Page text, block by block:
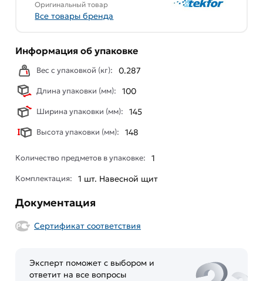
Оригинальный товар
Все товары бренда
Информация об упаковке
Вес с упаковкой (кг): 0.287
Длина упаковки (мм): 100
Ширина упаковки (мм): 145
Высота упаковки (мм): 148
Количество предметов в упаковке: 1
Комплектация: 1 шт. Навесной щит
Документация
Сертификат соответствия
Эксперт поможет с выбором и
ответит на все вопросы